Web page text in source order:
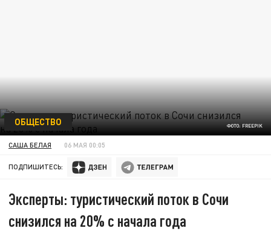
ФОТО: FREEPIK
ОБЩЕСТВО
САША БЕЛАЯ 06 МАЯ 00:05
ПОДПИШИТЕСЬ:
Эксперты: туристический поток в Сочи
снизился на 20% с начала года